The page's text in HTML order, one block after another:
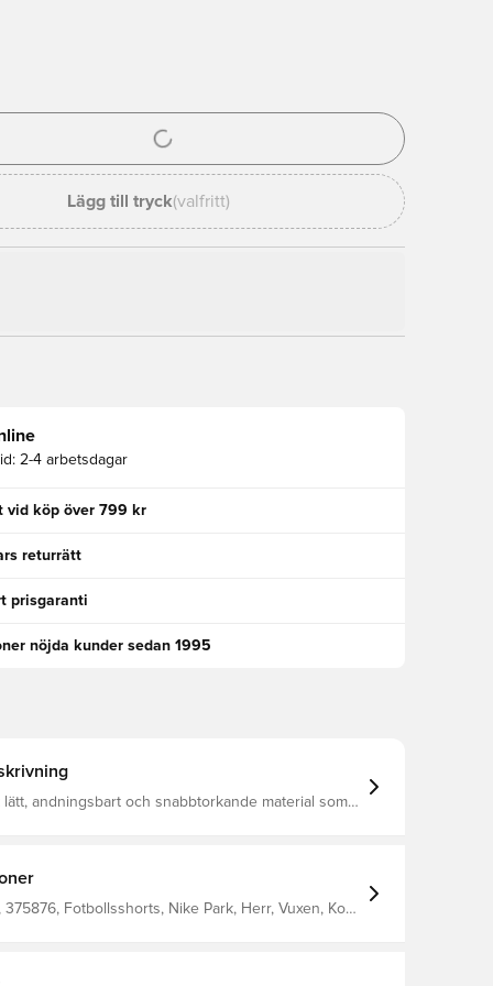
för att logga in eller registrera dig som medlem
Lägg till tryck(valfritt)
2-4 arbetsdagar
vid köp över 799 kr
returrätt
prisgaranti
nöjda kunder sedan 1995
lätt, andningsbart och snabbtorkande material som
med två bokstäver eller två siffror. Perfekt
siffror.
375876, Fotbollsshorts, Nike Park, Herr, Vuxen, Kort,